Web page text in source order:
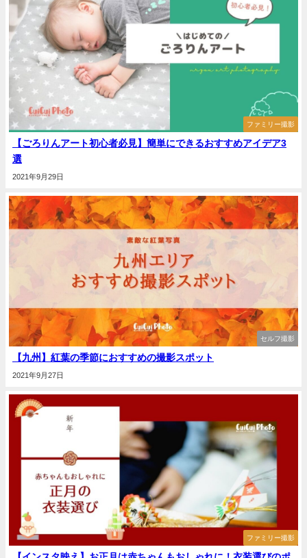
ファミリー撮影
【ごろりんアート初心者必見】簡単にできるおすすめアイデア3
選
2021年9月29日
セルフ撮影
【九州】紅葉の季節におすすめの撮影スポット
2021年9月27日
ファミリー撮影